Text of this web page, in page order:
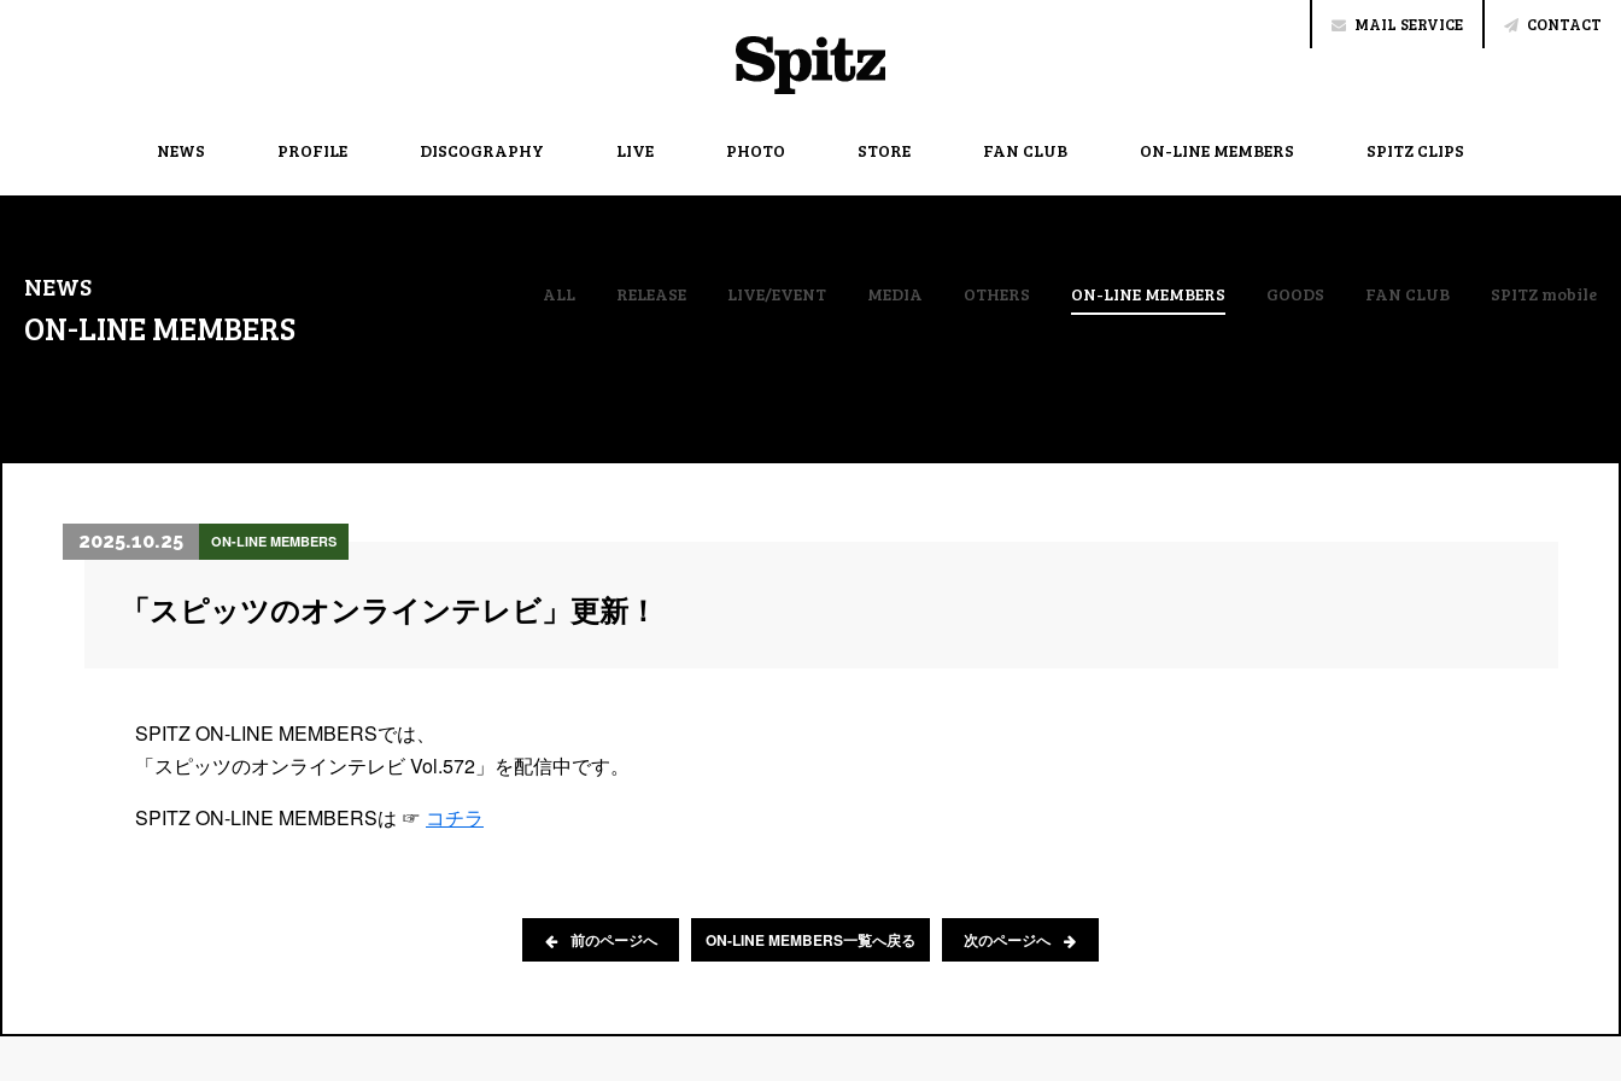
NEWS PROFILE DISCOGRAPHY LIVE PHOTO STORE FAN CLUB ON-LINE MEMBERS SPITZ CLIPS
MAIL SERVICE CONTACT
NEWS
ON-LINE MEMBERS
ALL RELEASE LIVE/EVENT MEDIA OTHERS ON-LINE MEMBERS GOODS FAN CLUB SPITZ mobile
2025.10.25 ON-LINE MEMBERS
「スピッツのオンラインテレビ」更新！
SPITZ ON-LINE MEMBERSでは、
「スピッツのオンラインテレビ Vol.572」を配信中です。
SPITZ ON-LINE MEMBERSは ☞ コチラ
前のページへ ON-LINE MEMBERS一覧へ戻る 次のページへ